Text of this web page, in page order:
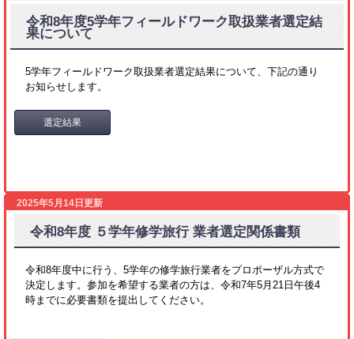
令和8年度5学年フィールドワーク取扱業者選定結
果について
5学年フィールドワーク取扱業者選定結果について、下記の通り
お知らせします。
選定結果
2025年5月14日更新
令和8年度 ５学年修学旅行 業者選定関係書類
令和8年度中に行う、5学年の修学旅行業者をプロポーザル方式で
決定します。参加を希望する業者の方は、令和7年5月21日午後4
時までに必要書類を提出してください。